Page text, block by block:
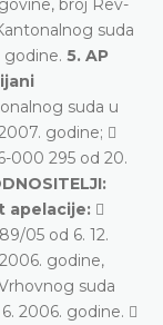
broj Rev-
suda
godine. 5. AP
suda u
godine; 
000 295 od 20.
apelacije: 
05 od 6. 12.
godine,
suda
2006. godine. 